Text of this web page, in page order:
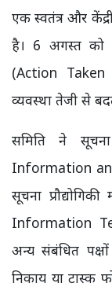
एक स्वतंत्र और
है। 6 अगस्त को
(Action
व्यवस्था तेजी से
समिति ने
Information
सूचना
Information
अन्य संबंधित
निकाय या टास्क